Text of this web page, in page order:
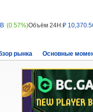
(0.57%)Объём 24H:₽
рынка Основные